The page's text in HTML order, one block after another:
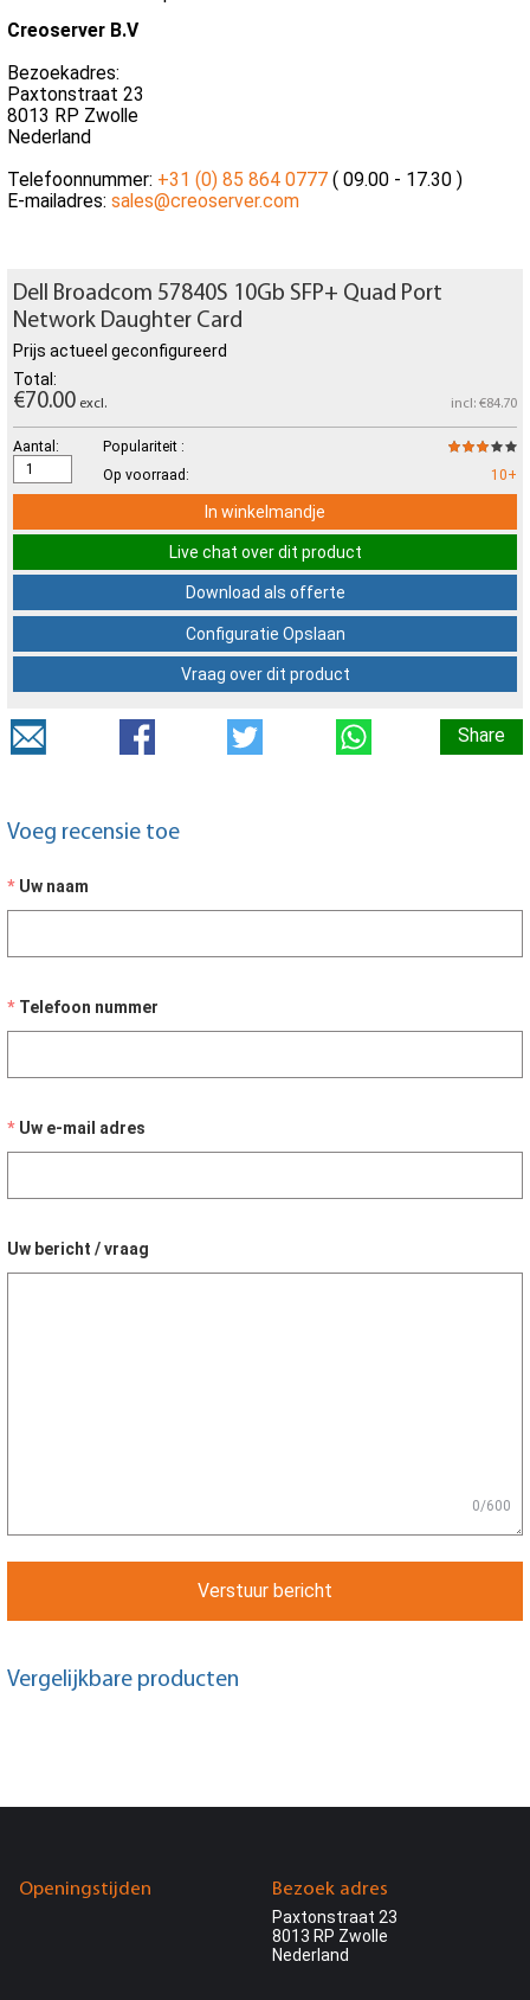
Creoserver B.V
Bezoekadres:
Paxtonstraat 23
8013 RP Zwolle
Nederland
Telefoonnummer: +31 (0) 85 864 0777 ( 09.00 - 17.30 )
E-mailadres: sales@creoserver.com
Dell Broadcom 57840S 10Gb SFP+ Quad Port
Network Daughter Card
Prijs actueel geconfigureerd
Total:
€70.00 excl. incl: €84.70
Aantal:
Populariteit :
Op voorraad:
10+
In winkelmandje
Live chat over dit product
Download als offerte
Configuratie Opslaan
Vraag over dit product
Share
Voeg recensie toe
Uw naam
Telefoon nummer
Uw e-mail adres
Uw bericht / vraag
0/600
Verstuur bericht
Vergelijkbare producten
Openingstijden Bezoek adres
Paxtonstraat 23
8013 RP Zwolle
Nederland